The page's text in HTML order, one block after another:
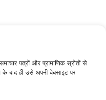
पत्रों और प्रामाणिक स्रोतों से
बाद ही उसे अपनी वेबसाइट पर